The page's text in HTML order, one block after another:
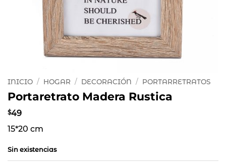
INICIO / HOGAR / DECORACIÓN / PORTARRETRATOS
Portaretrato Madera Rustica
$49
15*20 cm
Sin existencias